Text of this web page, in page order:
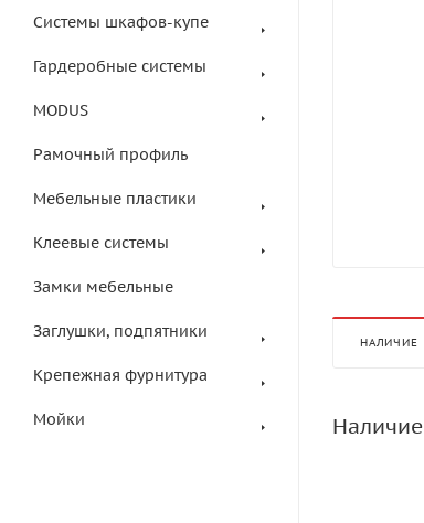
Системы шкафов-купе
Гардеробные системы
MODUS
Рамочный профиль
Мебельные пластики
Клеевые системы
Замки мебельные
Заглушки, подпятники
Крепежная фурнитура
Мойки
НАЛИЧИЕ
Наличие